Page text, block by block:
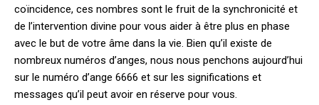
coïncidence, ces nombres sont le fruit de la synchronicité et
de l’intervention divine pour vous aider à être plus en phase
avec le but de votre âme dans la vie. Bien qu’il existe de
nombreux numéros d’anges, nous nous penchons aujourd’hui
sur le numéro d’ange 6666 et sur les significations et
messages qu’il peut avoir en réserve pour vous.